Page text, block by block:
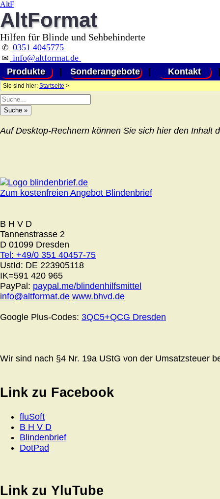
AltF
AltFormat
Hilfen für Blinde und Sehbehinderte
✆ 0351 4045775
✉ info@altformat.de
Produkte
Sonderangebote Kontakt
Sie sind hier: Startseite >
Auf Desktop-Rechnern können Sie sich hier den Inhalt
Zum kostenfreien Angebot Blindenbrief
B H V D
Tannenstrasse 2
D 01099 Dresden
Tel: +49/0 351 40457-75
UstId: DE 223905118
IK=591 420 965
PayPal: paypal.me/blindenhilfsmittel
info@altformat.de www.bhvd.de
Google Plus-Codes: 3QC5+QCG Dresden
Wir sind nach §4 Nr. 19a UStG von der Umsatzsteuer
Link zu Facebook
fluSoft
B H V D
Blindenbrief
DotPad
Link zu YluTube